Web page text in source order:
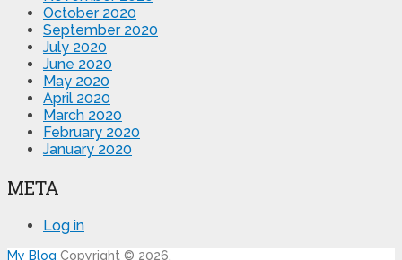
October 2020
September 2020
July 2020
June 2020
May 2020
April 2020
March 2020
February 2020
January 2020
META
Log in
My Blog Copyright © 2026.